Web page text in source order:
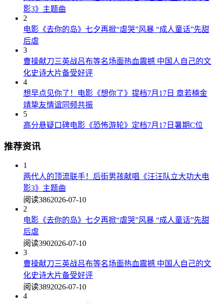
影3》主题曲
2
电影《去你的岛》七夕再掀“虐哭”风暴 “成人童话”先甜
后虐
3
曹操献刀三英战吕布等名场面热血震撼 中国人自己的文
化史诗大片备受好评
4
想早点见你了！电影《想你了》提档7月17日 章若楠金
靖挚友情谊同频共振
5
高分悬疑口碑电影《恐怖游轮》定档7月17日暑期C位
推荐资讯
1
两代人的顶流联手！后街男孩献唱《汪汪队立大功大电
影3》主题曲
阅读3862026-07-10
2
电影《去你的岛》七夕再掀“虐哭”风暴 “成人童话”先甜
后虐
阅读3902026-07-10
3
曹操献刀三英战吕布等名场面热血震撼 中国人自己的文
化史诗大片备受好评
阅读3892026-07-10
4